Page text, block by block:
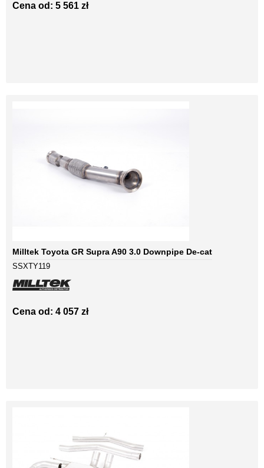
Cena od: 5 561 zł
Milltek Toyota GR Supra A90 3.0 Downpipe De-cat
SSXTY119
Cena od: 4 057 zł